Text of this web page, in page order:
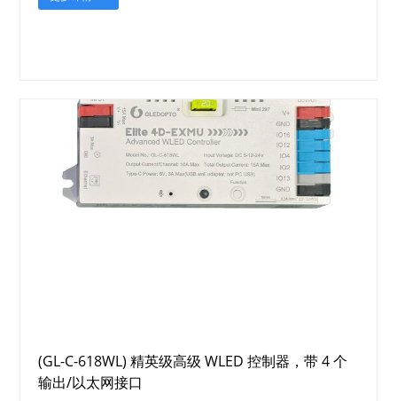
(GL-C-618WL) 精英级高级 WLED 控制器，带 4 个
输出/以太网接口